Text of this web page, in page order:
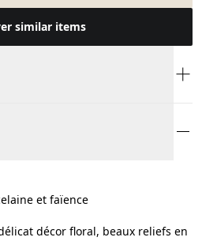
similar items
et faïence
décor floral, beaux reliefs en